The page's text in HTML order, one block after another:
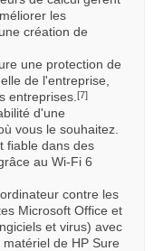
les
création de
une protection de
de l'entreprise,
entreprises. [7]
d'une
vous le souhaitez.
fiable dans des
au Wi-Fi 6
contre les
Microsoft Office et
et virus) avec
de HP Sure